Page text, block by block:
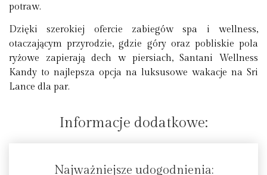
potraw.
Dzięki szerokiej ofercie zabiegów spa i wellness,
otaczającym przyrodzie, gdzie góry oraz pobliskie pola
ryżowe zapierają dech w piersiach, Santani Wellness
Kandy to najlepsza opcja na luksusowe wakacje na Sri
Lance dla par.
Informacje dodatkowe:
Najważniejsze udogodnienia: